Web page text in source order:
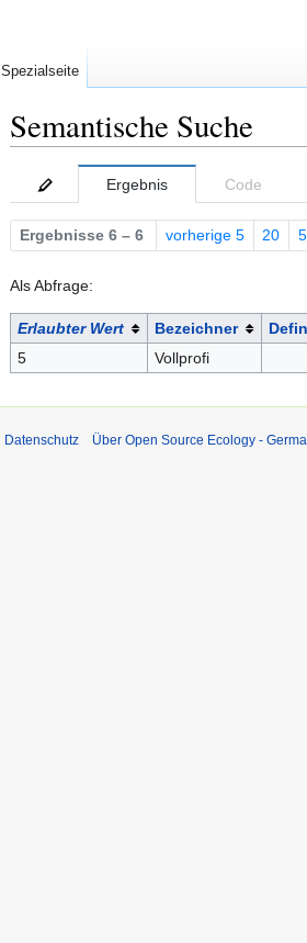
Semantische Suche
Navigation
springen
Suche
springen
Ergebnis Code
Ergebnisse 6 – 6 vorherige 5 20
Als Abfrage:
Erlaubter Wert Bezeichner
5
Vollprofi
Spezialseite
Datenschutz Über Open Source Ecology -